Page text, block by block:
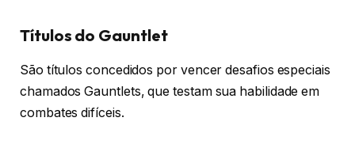
Títulos do Gauntlet
São títulos concedidos por vencer desafios especiais
chamados Gauntlets, que testam sua habilidade em
combates difíceis.